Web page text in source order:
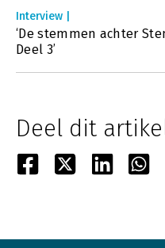
Interview |
‘De stemmen achter
Deel 3’
Deel dit